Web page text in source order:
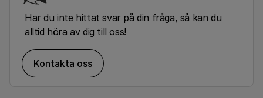
Har du inte hittat svar på din fråga, så kan du
alltid höra av dig till oss!
Kontakta oss